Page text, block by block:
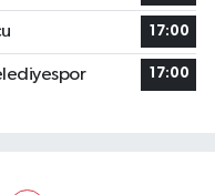
17:00
17:00